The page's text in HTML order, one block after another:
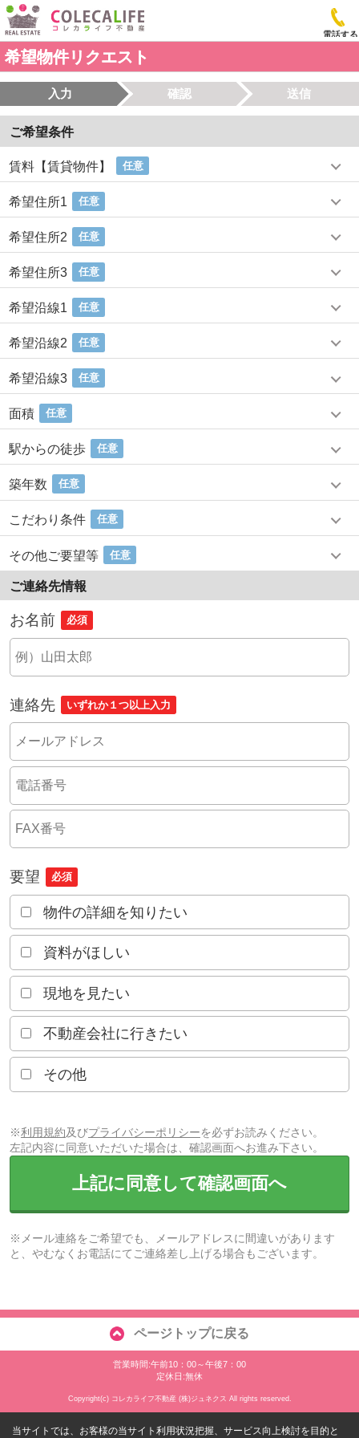
電話する
希望物件リクエスト
入力 確認 送信
ご希望条件
賃料【賃貸物件】 任意
希望住所1 任意
希望住所2 任意
希望住所3 任意
希望沿線1 任意
希望沿線2 任意
希望沿線3 任意
面積 任意
駅からの徒歩 任意
築年数 任意
こだわり条件 任意
その他ご要望等 任意
ご連絡先情報
お名前 必須
連絡先 いずれか１つ以上入力
要望 必須
物件の詳細を知りたい
資料がほしい
現地を見たい
不動産会社に行きたい
その他
※利用規約及びプライバシーポリシーを必ずお読みください。
左記内容に同意いただいた場合は、確認画面へお進み下さい。
上記に同意して確認画面へ
※メール連絡をご希望でも、メールアドレスに間違いがあります
と、やむなくお電話にてご連絡差し上げる場合もございます。
ページトップに戻る
営業時間:午前10：00～午後7：00
定休日:無休
Copyright(c) コレカライフ不動産 (株)ジュネクス All rights reserved.
当サイトでは、お客様の当サイト利用状況把握、サービス向上検討を目的と